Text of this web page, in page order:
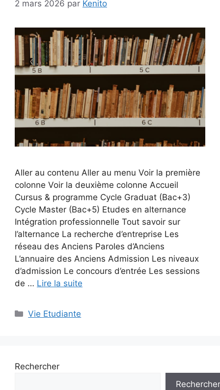
2 mars 2026 par Kenito
Aller au contenu Aller au menu Voir la première
colonne Voir la deuxième colonne Accueil
Cursus & programme Cycle Graduat (Bac+3)
Cycle Master (Bac+5) Etudes en alternance
Intégration professionnelle Tout savoir sur
l’alternance La recherche d’entreprise Les
réseau des Anciens Paroles d’Anciens
L’annuaire des Anciens Admission Les niveaux
d’admission Le concours d’entrée Les sessions
de … Lire la suite
Catégories
Vie Etudiante
Rechercher
Rechercher